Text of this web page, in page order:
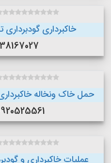
خاکبرداری
حمل خاک ونخاله
09920525561
عملیات خاکبرداری و